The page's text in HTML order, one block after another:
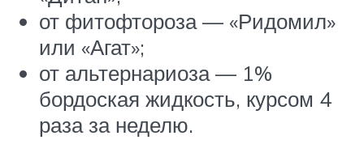
от фитофтороза — «Ридомил»
или «Агат»;
от альтернариоза — 1%
бордоская жидкость, курсом 4
раза за неделю.